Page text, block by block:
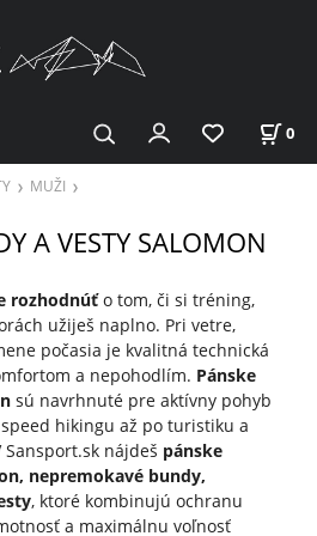
0
MUŽI
A VESTY SALOMON
rozhodnúťo tom, či si tréning,
užiješ naplno. Pri vetre,
počasia je kvalitná technická
a nepohodlím. Pánske
sú navrhnuté pre aktívny pohyb
hikingu až po turistiku a
nájdeš pánske
nepremokavé bundy,
, ktoré kombinujú ochranu
a maximálnu voľnosť